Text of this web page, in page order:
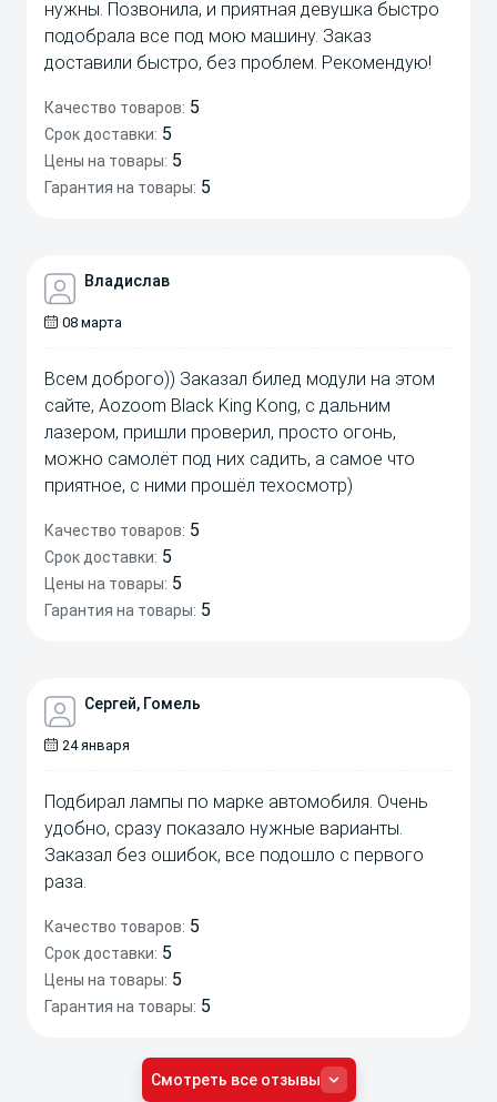
нужны. Позвонила, и приятная девушка быстро
подобрала все под мою машину. Заказ
доставили быстро, без проблем. Рекомендую!
Качество товаров: 5
Срок доставки: 5
Цены на товары: 5
Гарантия на товары: 5
Владислав
08 марта
Всем доброго)) Заказал билед модули на этом
сайте, Aozoom Black King Kong, с дальним
лазером, пришли проверил, просто огонь,
можно самолёт под них садить, а самое что
приятное, с ними прошёл техосмотр)
Качество товаров: 5
Срок доставки: 5
Цены на товары: 5
Гарантия на товары: 5
Сергей, Гомель
24 января
Подбирал лампы по марке автомобиля. Очень
удобно, сразу показало нужные варианты.
Заказал без ошибок, все подошло с первого
раза.
Качество товаров: 5
Срок доставки: 5
Цены на товары: 5
Гарантия на товары: 5
Смотреть все отзывы